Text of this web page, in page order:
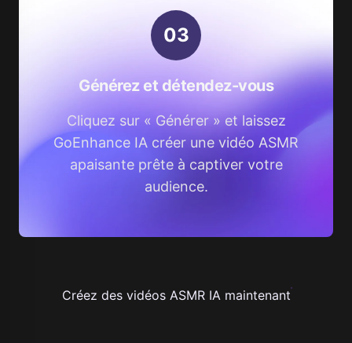
03
Générez et détendez-vous
Cliquez sur « Générer » et laissez
GoEnhance IA créer une vidéo ASMR
apaisante prête à captiver votre
audience.
Créez des vidéos ASMR IA maintenant